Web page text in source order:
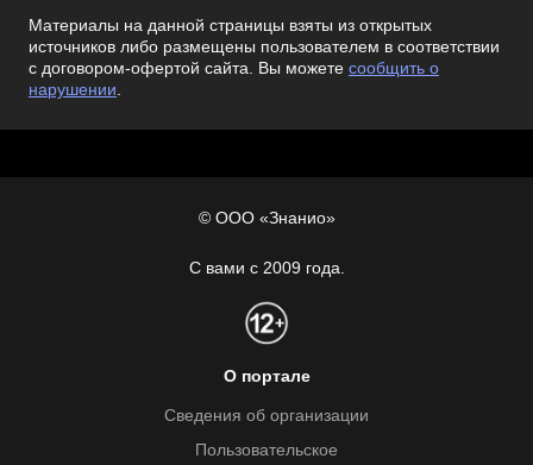
Материалы на данной страницы взяты из открытых
источников либо размещены пользователем в соответствии
с договором-офертой сайта. Вы можете сообщить о
нарушении.
© ООО «Знанио»
С вами с 2009 года.
О портале
Сведения об организации
Пользовательское